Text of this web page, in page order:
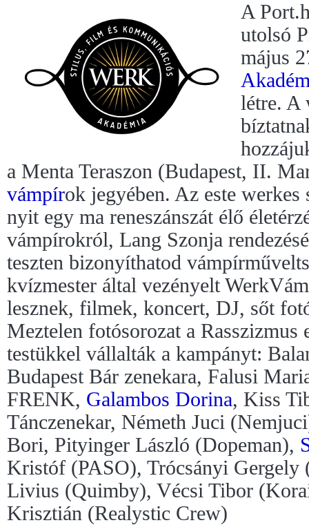
A
utolsó
május
létre. A
a Menta Teraszon (Budapest, II.
vámpírok jegyében. Az este
nyit egy ma reneszánszát élő
vámpírokról, Lang Szonja
teszten bizonyíthatod
kvízmester által vezényelt
lesznek, filmek, koncert, DJ, sőt
Meztelen fotósorozat a
testükkel vállalták a kampányt:
Budapest Bár zenekara, Falusi
FRENK, Galambos Dorina, Kiss
Tánczenekar, Németh Juci
Bori, Pityinger László (Dopeman),
Kristóf (PASO), Trócsányi Gergely
Livius (Quimby), Vécsi Tibor
Krisztián (Realystic Crew)